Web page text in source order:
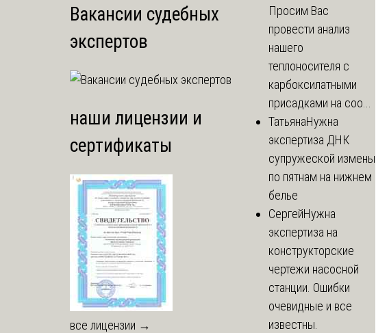
Вакансии судебных
экспертов
наши лицензии и
сертификаты
все лицензии →
Просим Вас
провести анализ
нашего
теплоносителя с
карбоксилатными
присадками на соо...
ТатьянаНужна
экспертиза ДНК
супружеской измены
по пятнам на нижнем
белье
СергейНужна
экспертиза на
конструкторские
чертежи насосной
станции. Ошибки
очевидные и все
известны.